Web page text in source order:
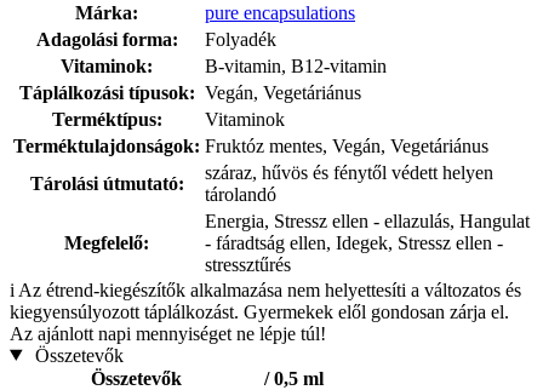
Márka:
pure encapsulations
Adagolási forma:
Folyadék
Vitaminok:
B-vitamin, B12-vitamin
Táplálkozási típusok: Vegán, Vegetáriánus
Terméktípus:
Vitaminok
Terméktulajdonságok: Fruktóz mentes, Vegán, Vegetáriánus
Tárolási útmutató:
száraz, hűvös és fénytől védett helyen
tárolandó
Megfelelő:
Energia, Stressz ellen - ellazulás, Hangulat
- fáradtság ellen, Idegek, Stressz ellen -
stressztűrés
i Az étrend-kiegészítők alkalmazása nem helyettesíti a változatos és
kiegyensúlyozott táplálkozást. Gyermekek elől gondosan zárja el.
Az ajánlott napi mennyiséget ne lépje túl!
Összetevők
Összetevők
/ 0,5 ml